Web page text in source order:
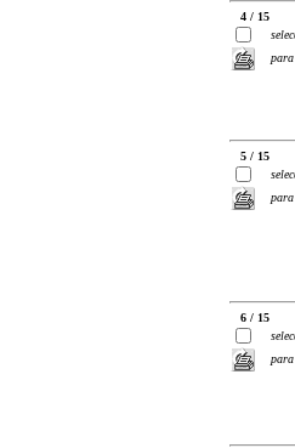
4 / 15
5 / 15
6 / 15